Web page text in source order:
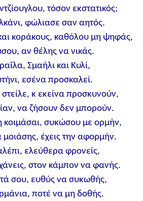
τόσον εκστατικός;
φώλιασε σαν αητός.
κοράκους, καθόλου μη ψηφάς,
αν θέλης να νικάς.
Σμαήλι και Κυλί,
εσένα προσκαλεί.
κ εκείνα προσκυνούν,
να ζήσουν δεν μπορούν.
κοιμάσαι, συκώσου με ορμήν,
έχεις την αφορμήν.
ελεύθερα φρονείς,
στον κάμπον να φανής.
σου, ευθύς να συκωθής,
ποτέ να μη δοθής.